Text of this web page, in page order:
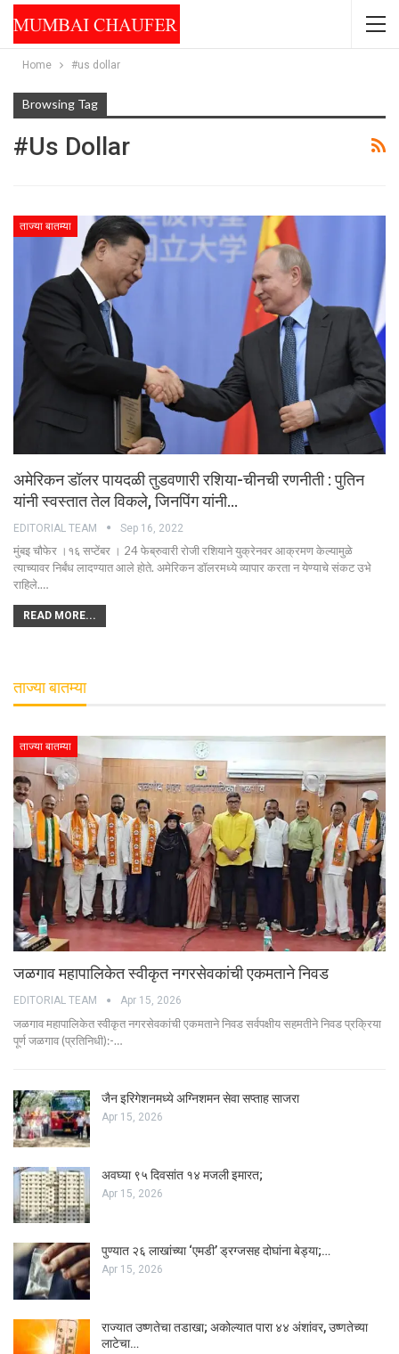
Home #us dollar
Browsing Tag
#us Dollar
ताज्या बातम्या
अमेरिकन डॉलर पायदळी तुडवणारी रशिया-चीनची रणनीती : पुतिन
यांनी स्वस्तात तेल विकले, जिनपिंग यांनी…
EDITORIAL TEAM Sep 16, 2022
मुंबइ चौफेर ।१६ सप्टेंबर । 24 फेब्रुवारी रोजी रशियाने युक्रेनवर आक्रमण केल्यामुळे
त्याच्यावर निर्बंध लादण्यात आले होते. अमेरिकन डॉलरमध्ये व्यापार करता न येण्याचे संकट उभे
राहिले.…
READ MORE...
ताज्या बातम्या
ताज्या बातम्या
जळगाव महापालिकेत स्वीकृत नगरसेवकांची एकमताने निवड
EDITORIAL TEAM Apr 15, 2026
जळगाव महापालिकेत स्वीकृत नगरसेवकांची एकमताने निवड सर्वपक्षीय सहमतीने निवड प्रक्रिया
पूर्ण जळगाव (प्रतिनिधी):-…
जैन इरिगेशनमध्ये अग्निशमन सेवा सप्ताह साजरा
Apr 15, 2026
अवघ्या ९५ दिवसांत १४ मजली इमारत;
Apr 15, 2026
पुण्यात २६ लाखांच्या ‘एमडी’ ड्रग्जसह दोघांना बेड्या;…
Apr 15, 2026
राज्यात उष्णतेचा तडाखा; अकोल्यात पारा ४४ अंशांवर, उष्णतेच्या
लाटेचा…